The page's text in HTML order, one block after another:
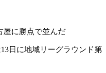
屋に勝点で並んだ
日に地域リーグラウンド第